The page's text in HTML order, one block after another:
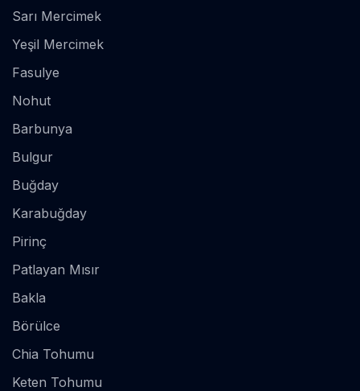
Sarı Mercimek
Yeşil Mercimek
Fasulye
Nohut
Barbunya
Bulgur
Buğday
Karabuğday
Pirinç
Patlayan Mısır
Bakla
Börülce
Chia Tohumu
Keten Tohumu